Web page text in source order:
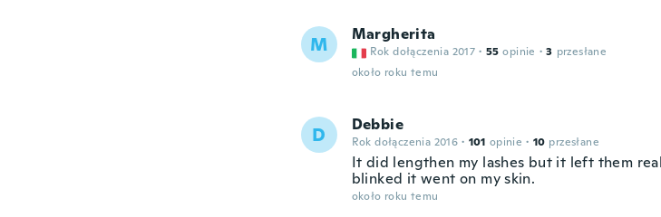
M Margherita
Rok dołączenia 2017 · 55 opinie · 3 przesłane
około roku temu
D Debbie
Rok dołączenia 2016 · 101 opinie · 10 przesłane
It did lengthen my lashes but it left them
blinked it went on my skin.
około roku temu